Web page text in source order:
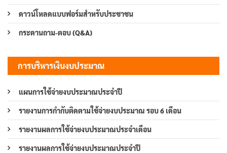
ดาวน์โหลดแบบฟอร์มสำหรับประชาชน
กระดานถาม-ตอบ (Q&A)
การบริหารเงินงบประมาณ
แผนการใช้จ่ายงบประมาณประจำปี
รายงานการกำกับติดตามใช้จ่ายงบประมาณ รอบ 6 เดือน
รายงานผลการใช้จ่ายงบประมาณประจำเดือน
รายงานผลการใช้จ่ายงบประมาณประจำปี